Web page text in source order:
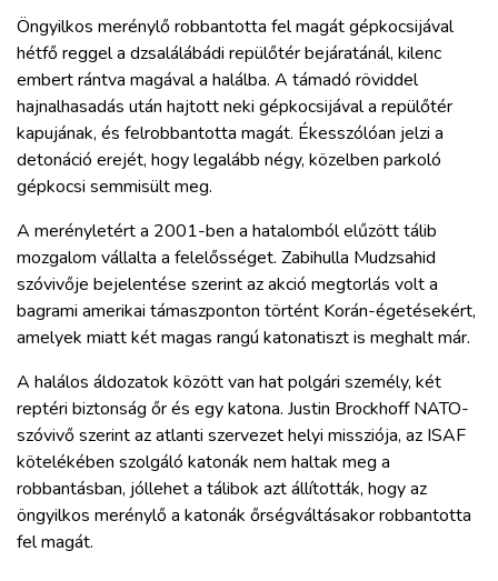
ZÖLDÚT
HAJÓZÁS
BLOG
WEBSHOP
BELÉPÉS
REGISZTRÁCIÓ
Öngyilkos merénylő robbantotta fel magát gépkocsijával
hétfő reggel a dzsalálábádi repülőtér bejáratánál, kilenc
embert rántva magával a halálba. A támadó röviddel
hajnalhasadás után hajtott neki gépkocsijával a repülőtér
kapujának, és felrobbantotta magát. Ékesszólóan jelzi a
detonáció erejét, hogy legalább négy, közelben parkoló
gépkocsi semmisült meg.
A merényletért a 2001-ben a hatalomból elűzött tálib
mozgalom vállalta a felelősséget. Zabihulla Mudzsahid
szóvivője bejelentése szerint az akció megtorlás volt a
bagrami amerikai támaszponton történt Korán-égetésekért,
amelyek miatt két magas rangú katonatiszt is meghalt már.
A halálos áldozatok között van hat polgári személy, két
reptéri biztonság őr és egy katona. Justin Brockhoff NATO-
szóvivő szerint az atlanti szervezet helyi missziója, az ISAF
kötelékében szolgáló katonák nem haltak meg a
robbantásban, jóllehet a tálibok azt állították, hogy az
öngyilkos merénylő a katonák őrségváltásakor robbantotta
fel magát.